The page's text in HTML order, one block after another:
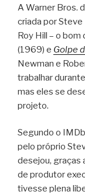
A Warner Bros.
criada por
Roy Hill – o
(1969) e Golpe
Newman e
trabalhar
mas eles se
projeto.
Segundo o
pelo próprio
desejou, graças
de produtor
tivesse plena